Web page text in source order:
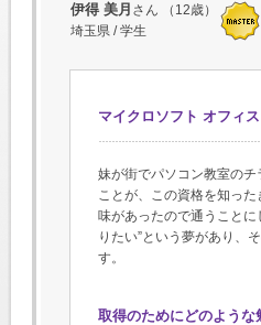
伊得 美月 さん （12歳）
埼玉県 / 学生
マイクロソフト オフィ
妹が街でパソコン教室の
ことが、この資格を知っ
味があったので通うこと
りたい”という夢があり、
す。
取得のためにどのような